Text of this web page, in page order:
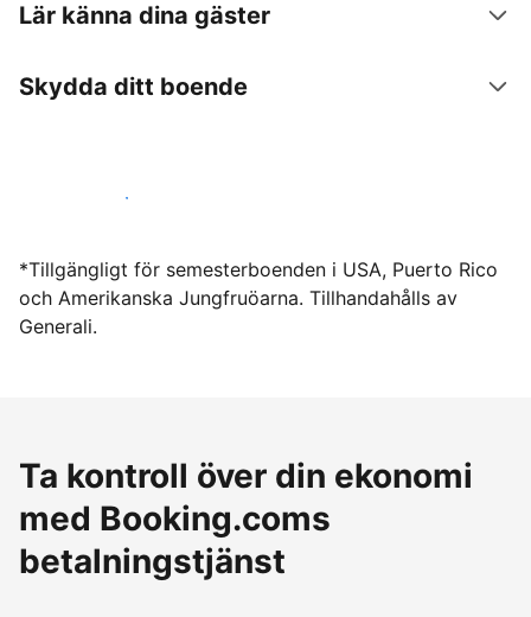
Lär känna dina gäster
Skydda ditt boende
Hyr ut hos oss idag
*Tillgängligt för semesterboenden i USA, Puerto Rico
och Amerikanska Jungfruöarna. Tillhandahålls av
Generali.
Ta kontroll över din ekonomi
med Booking.coms
betalningstjänst